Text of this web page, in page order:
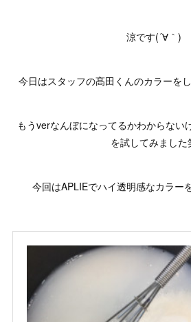
涼です(´∀｀)
今日はスタッフの髙田くんのカラーを
もうverなんぼになってるかわからない
を試してみました
今回はAPLIEでハイ透明感なカラー